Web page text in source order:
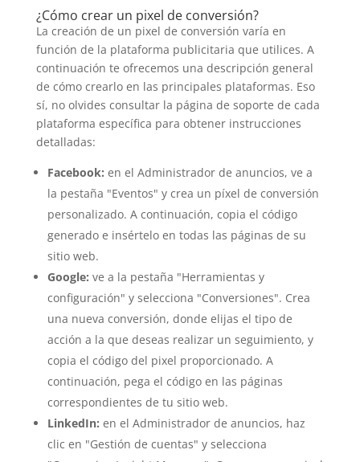
¿Cómo crear un pixel de conversión?
La creación de un pixel de conversión varía en
función de la plataforma publicitaria que utilices. A
continuación te ofrecemos una descripción general
de cómo crearlo en las principales plataformas. Eso
sí, no olvides consultar la página de soporte de cada
plataforma específica para obtener instrucciones
detalladas:
Facebook: en el Administrador de anuncios, ve a
la pestaña "Eventos" y crea un píxel de conversión
personalizado. A continuación, copia el código
generado e insértelo en todas las páginas de su
sitio web.
Google: ve a la pestaña "Herramientas y
configuración" y selecciona "Conversiones". Crea
una nueva conversión, donde elijas el tipo de
acción a la que deseas realizar un seguimiento, y
copia el código del pixel proporcionado. A
continuación, pega el código en las páginas
correspondientes de tu sitio web.
LinkedIn: en el Administrador de anuncios, haz
clic en "Gestión de cuentas" y selecciona